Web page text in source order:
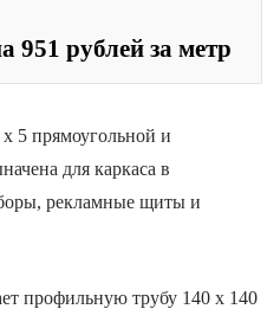
951 рублей за метр
5 прямоугольной и
для каркаса в
рекламные щиты и
профильную трубу 140 х 140